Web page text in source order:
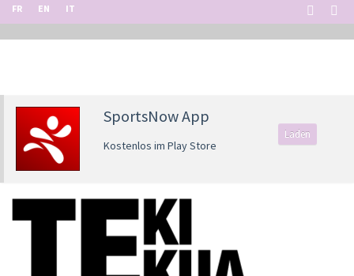
FR EN IT
SportsNow App
Kostenlos im Play Store
Laden